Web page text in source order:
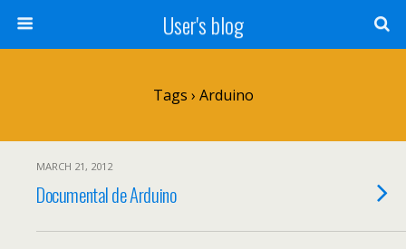
User's blog
Tags › Arduino
MARCH 21, 2012
Documental de Arduino